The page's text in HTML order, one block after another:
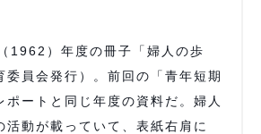
1962）年度の冊子「婦人の歩
委員会発行）。前回の「青年短期
ポートと同じ年度の資料だ。婦人
活動が載っていて、表紙右肩に